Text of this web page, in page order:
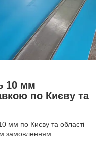
10 мм
по Києву та
мм по Києву та області
замовленням.